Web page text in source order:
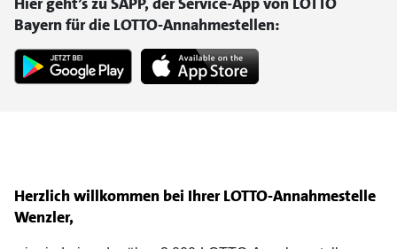
Herzlich willkommen bei Ihrer LOTTO-Annahmestelle
Wenzler,
Bayern für die LOTTO-Annahmestellen: